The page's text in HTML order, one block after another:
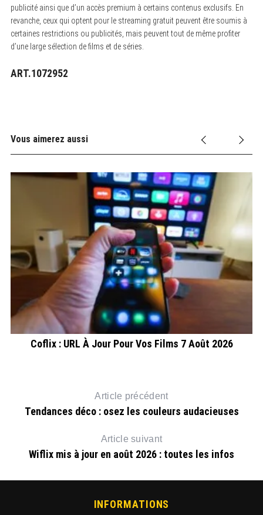
publicité ainsi que d’un accès premium à certains contenus exclusifs. En
revanche, ceux qui optent pour le streaming gratuit peuvent être soumis à
certaines restrictions ou publicités, mais peuvent tout de même profiter
d’une large sélection de films et de séries.
ART.1072952
Vous aimerez aussi
Coflix : URL À Jour Pour Vos Films 7 Août 2026
Article précédent
Tendances déco : osez les couleurs audacieuses
Article suivant
Wiflix mis à jour en août 2026 : toutes les infos
INFORMATIONS